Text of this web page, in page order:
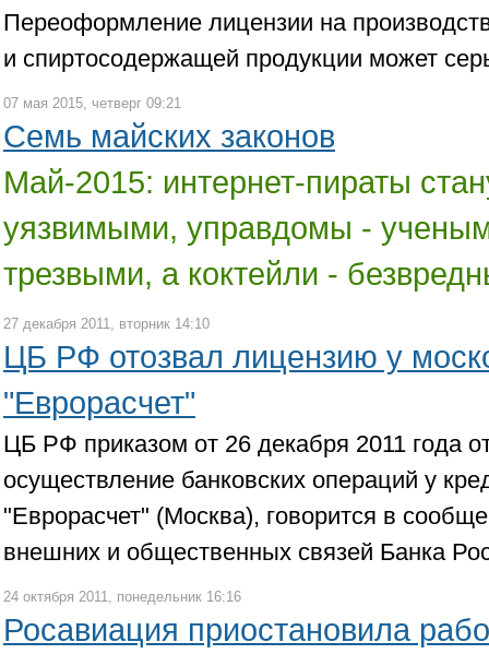
Переоформление лицензии на
и спиртосодержащей продукции может
07 мая 2015, четверг 09:21
Семь майских законов
Май-2015: интернет-пираты
уязвимыми, управдомы -
трезвыми, а коктейли -
27 декабря 2011, вторник 14:10
ЦБ РФ отозвал лицензию у
"Еврорасчет"
ЦБ РФ приказом от 26 декабря 2011 года
осуществление банковских операций у
"Еврорасчет" (Москва), говорится в
внешних и общественных связей Банка
24 октября 2011, понедельник 16:16
Росавиация приостановила